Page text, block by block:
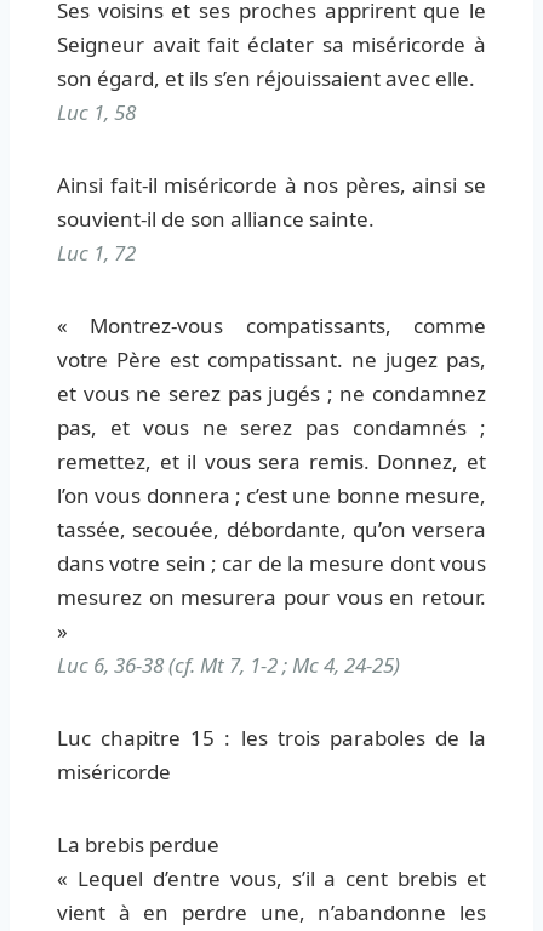
Ses voisins et ses proches apprirent que le
Seigneur avait fait éclater sa miséricorde à
son égard, et ils s’en réjouissaient avec elle.
Luc 1, 58
Ainsi fait-il miséricorde à nos pères, ainsi se
souvient-il de son alliance sainte.
Luc 1, 72
« Montrez-vous compatissants, comme
votre Père est compatissant. ne jugez pas,
et vous ne serez pas jugés ; ne condamnez
pas, et vous ne serez pas condamnés ;
remettez, et il vous sera remis. Donnez, et
l’on vous donnera ; c’est une bonne mesure,
tassée, secouée, débordante, qu’on versera
dans votre sein ; car de la mesure dont vous
mesurez on mesurera pour vous en retour.
»
Luc 6, 36-38 (cf. Mt 7, 1-2 ; Mc 4, 24-25)
Luc chapitre 15 : les trois paraboles de la
miséricorde
La brebis perdue
« Lequel d’entre vous, s’il a cent brebis et
vient à en perdre une, n’abandonne les